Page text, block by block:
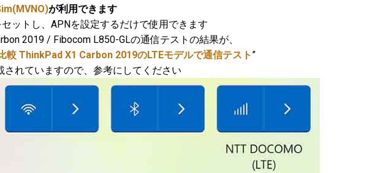
が利用できます
ットし、APNを設定するだけで使用できます
2019 / Fibocom L850-GLの通信テストの結果が、
較 ThinkPad X1 Carbon 2019のLTEモデルで通信テスト ”
れていますので、参考にしてください